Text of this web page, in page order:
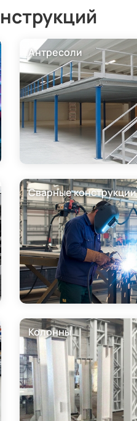
Антресоли
Сварные конструкции
Колонны